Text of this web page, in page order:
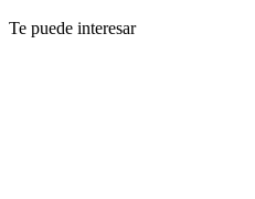
Te puede interesar